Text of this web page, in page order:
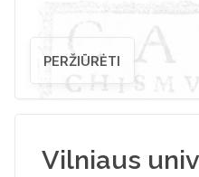
PERŽIŪRĖTI
Vilniaus